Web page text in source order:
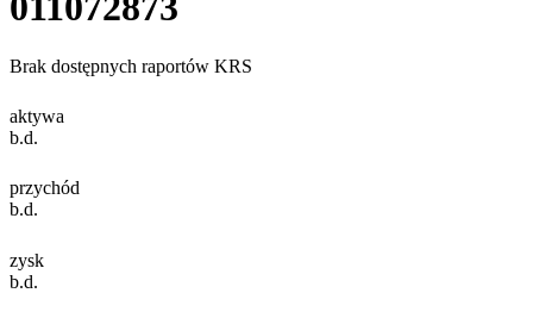
Brak dostępnych raportów KRS
aktywa
b.d.
przychód
b.d.
zysk
b.d.